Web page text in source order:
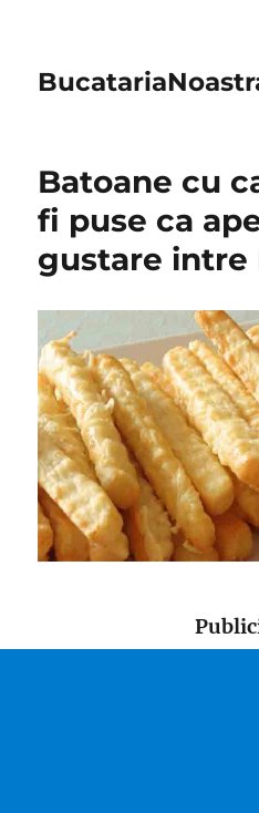
Batoane cu
fi puse ca
gustare intre